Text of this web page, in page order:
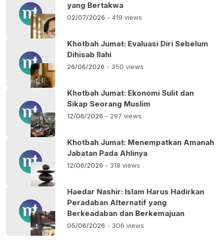
yang Bertakwa
02/07/2026 - 419 views
Khotbah Jumat: Evaluasi Diri Sebelum
Dihisab Ilahi
26/06/2026 - 350 views
Khotbah Jumat: Ekonomi Sulit dan
Sikap Seorang Muslim
12/06/2026 - 297 views
Khotbah Jumat: Menempatkan Amanah
Jabatan Pada Ahlinya
12/06/2026 - 318 views
Haedar Nashir: Islam Harus Hadirkan
Peradaban Alternatif yang
Berkeadaban dan Berkemajuan
05/06/2026 - 306 views